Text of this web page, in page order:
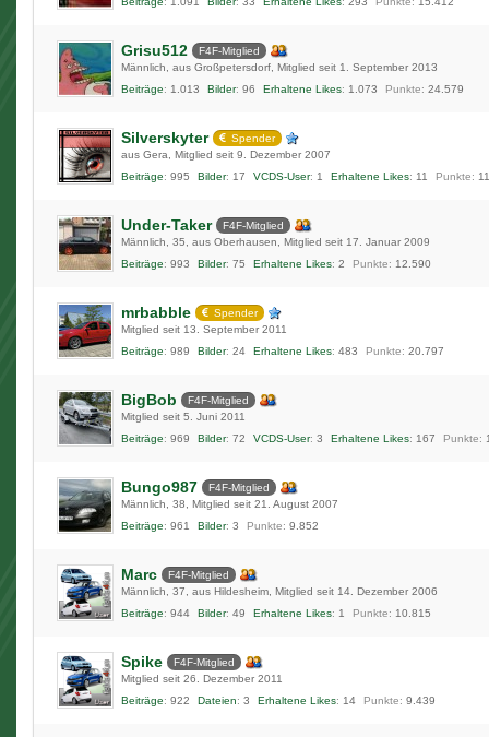
Grisu512
F4F-Mitglied
Männlich
aus Großpetersdorf Mitglied seit 1. September 2013
Beiträge
1.013 Bilder 96 Erhaltene Likes 1.073 Punkte 24.579
Silverskyter
Spender
aus Gera
Mitglied seit 9. Dezember 2007
Beiträge
995 Bilder 17 VCDS-User 1 Erhaltene Likes 11 Punkte
Under-Taker
F4F-Mitglied
Männlich
35 aus Oberhausen
Mitglied seit 17. Januar 2009
Beiträge
993 Bilder 75 Erhaltene Likes 2 Punkte 12.590
mrbabble
Spender
Mitglied seit 13. September 2011
Beiträge
989 Bilder 24 Erhaltene Likes 483 Punkte 20.797
BigBob
F4F-Mitglied
Mitglied seit 5. Juni 2011
Beiträge
969 Bilder 72 VCDS-User 3 Erhaltene Likes 167 Punkte
Bungo987
F4F-Mitglied
Männlich
38
Mitglied seit 21. August 2007
Beiträge
961 Bilder 3 Punkte 9.852
Marc
F4F-Mitglied
Männlich
37 aus Hildesheim Mitglied seit 14. Dezember 2006
Beiträge
944 Bilder 49 Erhaltene Likes 1 Punkte 10.815
Spike
F4F-Mitglied
Mitglied seit 26. Dezember 2011
Beiträge
922 Dateien 3 Erhaltene Likes 14 Punkte 9.439